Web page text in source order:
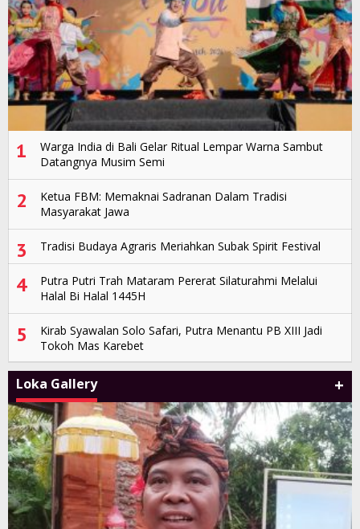
1
Warga India di Bali Gelar Ritual Lempar Warna Sambut
Datangnya Musim Semi
2
Ketua FBM: Memaknai Sadranan Dalam Tradisi
Masyarakat Jawa
3 Tradisi Budaya Agraris Meriahkan Subak Spirit Festival
4
Putra Putri Trah Mataram Pererat Silaturahmi Melalui
Halal Bi Halal 1445H
5
Kirab Syawalan Solo Safari, Putra Menantu PB XIII Jadi
Tokoh Mas Karebet
Loka Gallery +